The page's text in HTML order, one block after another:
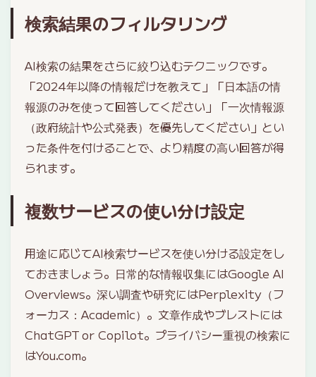
検索結果のフィルタリング
AI検索の結果をさらに絞り込むテクニックです。
「2024年以降の情報だけを教えて」「日本語の情
報源のみを使って回答してください」「一次情報源
（政府統計や公式発表）を優先してください」とい
った条件を付けることで、より精度の高い回答が得
られます。
複数サービスの使い分け設定
用途に応じてAI検索サービスを使い分ける設定をし
ておきましょう。日常的な情報収集にはGoogle AI
Overviews。深い調査や研究にはPerplexity（フ
ォーカス：Academic）。文章作成やブレストには
ChatGPT or Copilot。プライバシー重視の検索に
はYou.com。